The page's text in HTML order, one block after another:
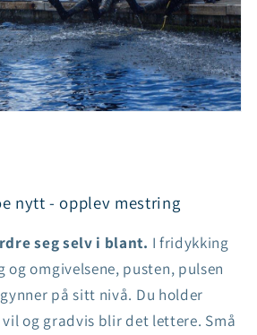
nytt - opplev mestring
seg selv i blant. I fridykking
og omgivelsene, pusten, pulsen
på sitt nivå. Du holder
og gradvis blir det lettere. Små